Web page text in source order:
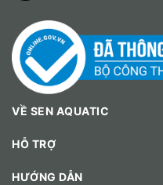
VỀ SEN AQUATIC
HỖ TRỢ
HƯỚNG DẪN